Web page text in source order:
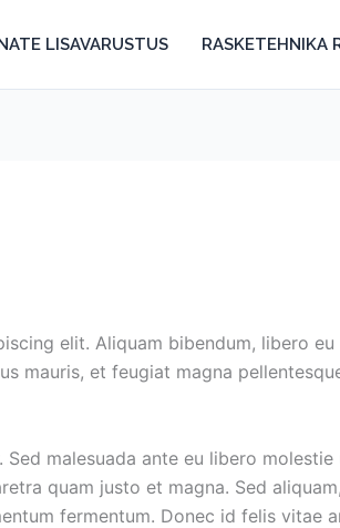
LISAVARUSTUS RASKETEHNIKA
elit. Aliquam bibendum, libero
mauris, et feugiat magna
malesuada ante eu libero
quam justo et magna. Sed
fermentum. Donec id felis vitae